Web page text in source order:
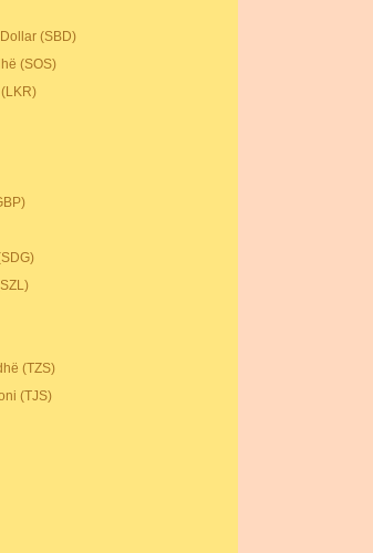
(SBD)
(SOS)
(TZS)
(TJS)